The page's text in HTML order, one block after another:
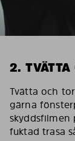
2. TVÄTTA
Tvätta och
gärna
skyddsfilmen
fuktad trasa